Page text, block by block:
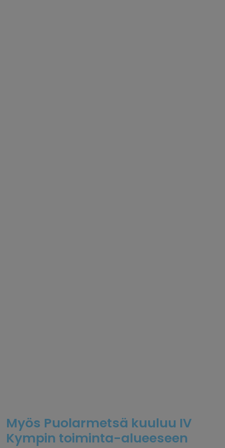
Myös Puolarmetsä kuuluu IV
Kympin toiminta-alueeseen